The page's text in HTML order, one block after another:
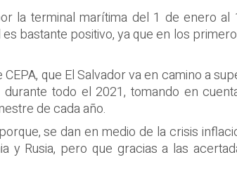
la terminal marítima del 1 de enero
bastante positivo, ya que en los
que El Salvador va en camino a
todo el 2021, tomando en
de cada año.
se dan en medio de la crisis
y Rusia, pero que gracias a las